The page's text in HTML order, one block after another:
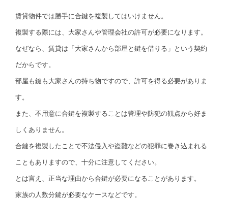
賃貸物件では勝手に合鍵を複製してはいけません。
複製する際には、大家さんや管理会社の許可が必要になります。
なぜなら、賃貸は「大家さんから部屋と鍵を借りる」という契約
だからです。
部屋も鍵も大家さんの持ち物ですので、許可を得る必要がありま
す。
また、不用意に合鍵を複製することは管理や防犯の観点から好ま
しくありません。
合鍵を複製したことで不法侵入や盗難などの犯罪に巻き込まれる
こともありますので、十分に注意してください。
とは言え、正当な理由から合鍵が必要になることがあります。
家族の人数分鍵が必要なケースなどです。